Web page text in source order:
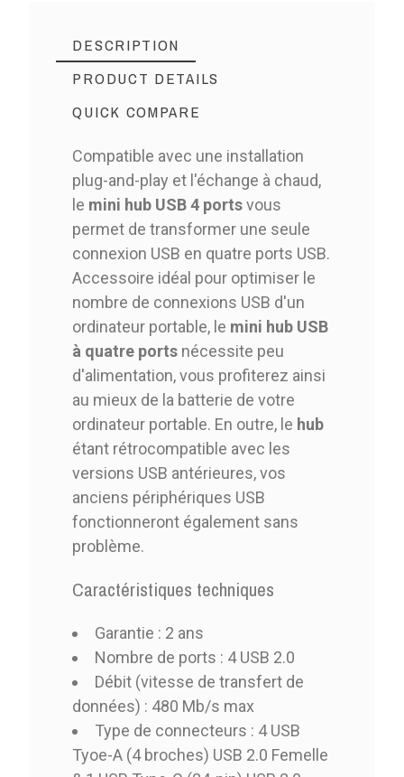
DESCRIPTION
PRODUCT DETAILS
QUICK COMPARE
Compatible avec une installation
plug-and-play et l'échange à chaud,
le mini hub USB 4 portsvous
permet de transformer une seule
connexion USB en quatre ports USB.
Accessoire idéal pour optimiser le
nombre de connexions USB d'un
ordinateur portable, le mini hub USB
à quatre ports nécessite peu
d'alimentation, vous profiterez ainsi
au mieux de la batterie de votre
ordinateur portable. En outre, le hub
étant rétrocompatible avec les
versions USB antérieures, vos
anciens périphériques USB
fonctionneront également sans
problème.
Caractéristiques techniques
Garantie : 2 ans
Nombre de ports : 4 USB 2.0
Débit (vitesse de transfert de
données) : 480 Mb/s max
Type de connecteurs : 4 USB
Tyoe-A (4 broches) USB 2.0 Femelle